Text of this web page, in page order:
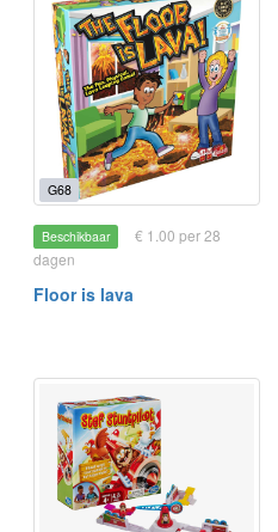
G68
Beschikbaar
€ 1.00 per 28
dagen
Floor is lava